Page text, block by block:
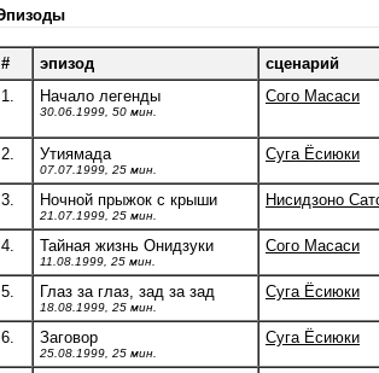
# эпизод
сценарий
1.
Начало легенды
30.06.1999, 50 мин.
Сого Масаси
2. Утиямада
07.07.1999, 25 мин.
Суга Ёсиюки
3. Ночной прыжок с крыши
21.07.1999, 25 мин.
Нисидзоно
4. Тайная жизнь Онидзуки
11.08.1999, 25 мин.
Сого Масаси
5. Глаз за глаз, зад за зад
18.08.1999, 25 мин.
Суга Ёсиюки
6. Заговор
25.08.1999, 25 мин.
Суга Ёсиюки